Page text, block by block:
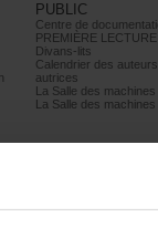
PUBLIC
PREMIÈRELECTURE
Divans-lits
autrices